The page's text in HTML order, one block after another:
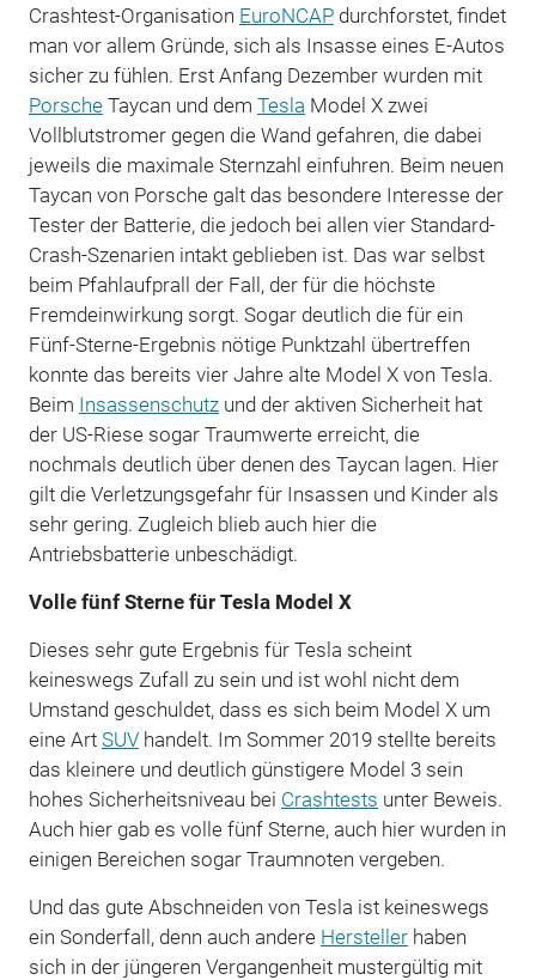
Crashtest-Organisation EuroNCAPdurchforstet, findet
man vor allem Gründe, sich als Insasse eines E-Autos
sicher zu fühlen. Erst Anfang Dezember wurden mit
PorscheTaycan und dem Tesla Model X zwei
Vollblutstromer gegen die Wand gefahren, die dabei
jeweils die maximale Sternzahl einfuhren. Beim neuen
Taycan von Porsche galt das besondere Interesse der
Tester der Batterie, die jedoch bei allen vier Standard-
Crash-Szenarien intakt geblieben ist. Das war selbst
beim Pfahlaufprall der Fall, der für die höchste
Fremdeinwirkung sorgt. Sogar deutlich die für ein
Fünf-Sterne-Ergebnis nötige Punktzahl übertreffen
konnte das bereits vier Jahre alte Model X von Tesla.
Beim Insassenschutzund der aktiven Sicherheit hat
der US-Riese sogar Traumwerte erreicht, die
nochmals deutlich über denen des Taycan lagen. Hier
gilt die Verletzungsgefahr für Insassen und Kinder als
sehr gering. Zugleich blieb auch hier die
Antriebsbatterie unbeschädigt.
Volle fünf Sterne für Tesla Model X
Dieses sehr gute Ergebnis für Tesla scheint
keineswegs Zufall zu sein und ist wohl nicht dem
Umstand geschuldet, dass es sich beim Model X um
eine Art SUVhandelt. Im Sommer 2019 stellte bereits
das kleinere und deutlich günstigere Model 3 sein
hohes Sicherheitsniveau bei Crashtests unter Beweis.
Auch hier gab es volle fünf Sterne, auch hier wurden in
einigen Bereichen sogar Traumnoten vergeben.
Und das gute Abschneiden von Tesla ist keineswegs
ein Sonderfall, denn auch andere Herstellerhaben
sich in der jüngeren Vergangenheit mustergültig mit